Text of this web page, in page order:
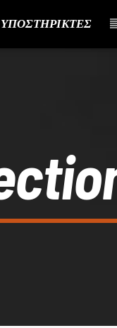
ΥΠΟΣΤΗΡΙΚΤΕΣ